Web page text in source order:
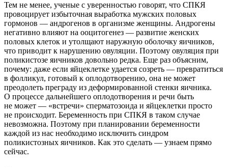
Тем не менее, ученые с уверенностью говорят, что СПКЯ
провоцирует избыточная выработка мужских половых
гормонов — андрогенов в организме женщины. Андрогены
негативно влияют на ооцитогенез — развитие женских
половых клеток и утолщают наружную оболочку яичников,
что приводит к нарушению овуляции. Поэтому овуляция при
поликистозе яичников довольно редка. Еще раз объясним,
почему: даже если яйцеклетке удается созреть — превратиться
в фолликул, готовый к оплодотворению, она не может
преодолеть преграду из деформированной стенки яичника.
О процессе дальнейшего оплодотворения и речи быть
не может — «встречи» сперматозоида и яйцеклетки просто
не происходит. Беременность при СПКЯ в таком случае
невозможна. Поэтому при планировании беременности
каждой из нас необходимо исключить синдром
поликистозных яичников. Как это сделать — узнаем прямо
сейчас.